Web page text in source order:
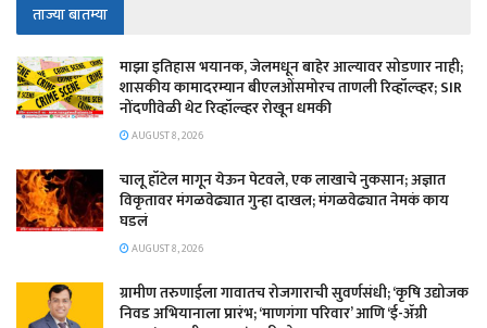
ताज्या बातम्या
माझा इतिहास भयानक, जेलमधून बाहेर आल्यावर सोडणार नाही;
शासकीय कामादरम्यान बीएलओंसमोरच ताणली रिव्हॉल्व्हर; SIR
नोंदणीवेळी थेट रिव्हॉल्व्हर रोखून धमकी
AUGUST 8, 2026
चालू हॉटेल मागून येऊन पेटवले, एक लाखाचे नुकसान; अज्ञात
विकृतावर मंगळवेढ्यात गुन्हा दाखल; मंगळवेढ्यात नेमकं काय
घडलं
AUGUST 8, 2026
​ग्रामीण तरुणाईला गावातच रोजगाराची सुवर्णसंधी; ‘कृषि उद्योजक
निवड अभियानाला प्रारंभ; ‘माणगंगा परिवार’ आणि ‘ई-ॲग्री